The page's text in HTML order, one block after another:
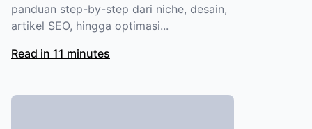
panduan step-by-step dari niche, desain,
artikel SEO, hingga optimasi...
Read in 11 minutes